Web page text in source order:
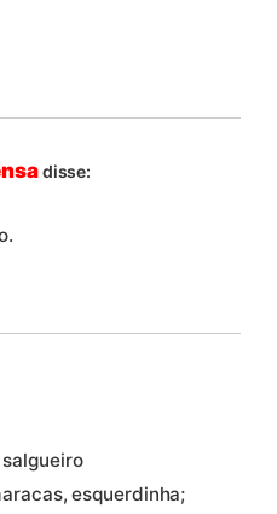
disse:
esquerdinha;